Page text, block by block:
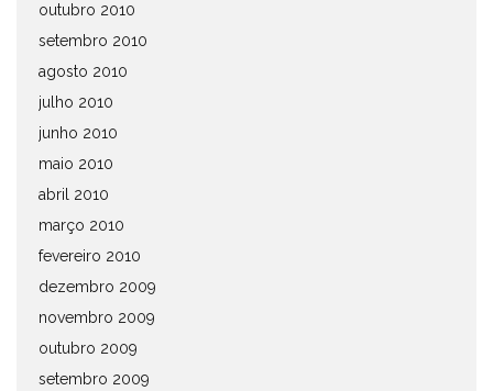
outubro 2010
setembro 2010
agosto 2010
julho 2010
junho 2010
maio 2010
abril 2010
março 2010
fevereiro 2010
dezembro 2009
novembro 2009
outubro 2009
setembro 2009